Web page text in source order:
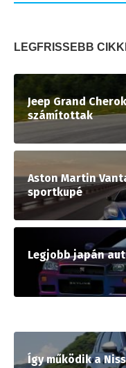
LEGFRISSEBB
Jeep Grand
számítottak
Aston Martin
sportkupé
Legjobb japán
Így működik a